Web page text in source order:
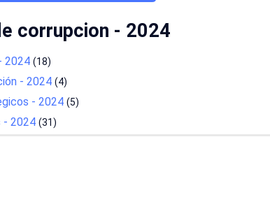
corrupcion - 2024
2024(18)
- 2024(4)
- 2024(5)
- 2024 (31)